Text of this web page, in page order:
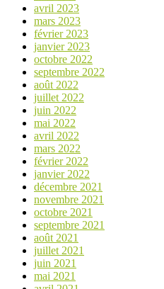
avril 2023
mars 2023
février 2023
janvier 2023
octobre 2022
septembre 2022
août 2022
juillet 2022
juin 2022
mai 2022
avril 2022
mars 2022
février 2022
janvier 2022
décembre 2021
novembre 2021
octobre 2021
septembre 2021
août 2021
juillet 2021
juin 2021
mai 2021